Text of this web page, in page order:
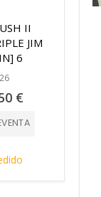
II
JIM
6
€